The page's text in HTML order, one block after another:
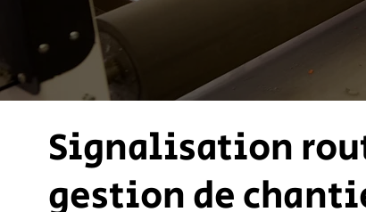
Signalisation
gestion de